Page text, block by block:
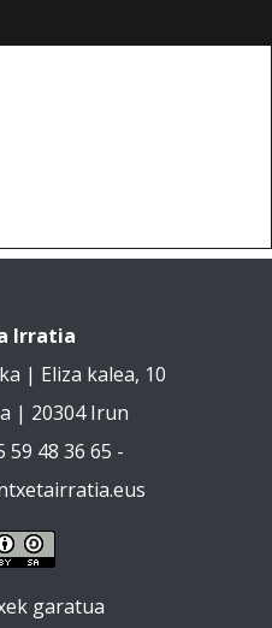
Irratia
| Eliza kalea, 10
| 20304 Irun
59 48 36 65 -
garatua